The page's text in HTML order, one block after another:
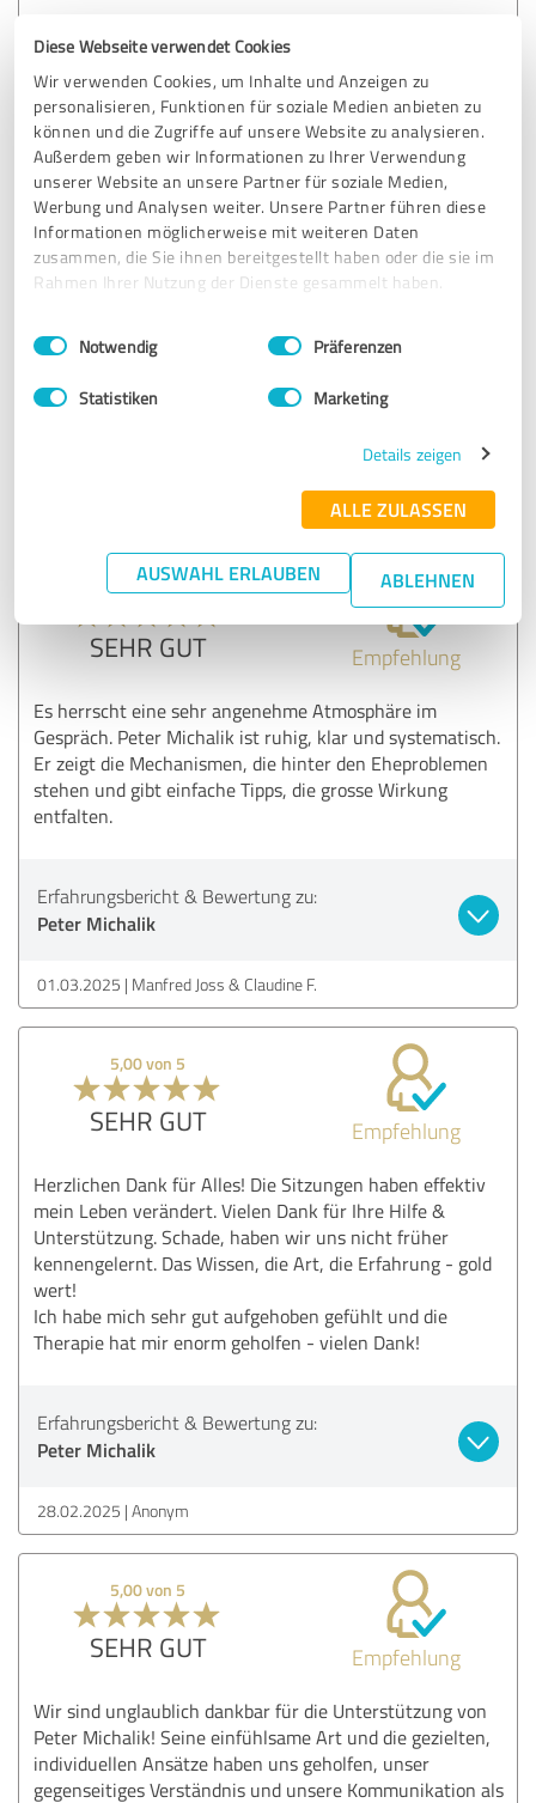
Diese Webseite verwendet Cookies
Wir verwenden Cookies, um Inhalte und Anzeigen zu
personalisieren, Funktionen für soziale Medien anbieten zu
können und die Zugriffe auf unsere Website zu analysieren.
Außerdem geben wir Informationen zu Ihrer Verwendung
unserer Website an unsere Partner für soziale Medien,
Werbung und Analysen weiter. Unsere Partner führen diese
Informationen möglicherweise mit weiteren Daten
zusammen, die Sie ihnen bereitgestellt haben oder die sie im
Rahmen Ihrer Nutzung der Dienste gesammelt haben.
Impressum Datenschutzbestimmungen
Einwilligungsauswahl
Notwendig Präferenzen
Statistiken Marketing
Details zeigen
ALLE ZULASSEN
AUSWAHL ERLAUBEN ABLEHNEN
Erfahrungsbericht & Bewertung zu:
Peter Michalik
08.03.2025 M.
5,00 von 5
SEHR GUT Empfehlung
Ausserordentlich gute Beratung, hat sofort funktioniert!
5,00 von 5
SEHR GUT Empfehlung
Es herrscht eine sehr angenehme Atmosphäre im
Gespräch. Peter Michalik ist ruhig, klar und systematisch.
Er zeigt die Mechanismen, die hinter den Eheproblemen
stehen und gibt einfache Tipps, die grosse Wirkung
entfalten.
Erfahrungsbericht & Bewertung zu:
Peter Michalik
01.03.2025 Manfred Joss & Claudine F.
5,00 von 5
SEHR GUT Empfehlung
Herzlichen Dank für Alles! Die Sitzungen haben effektiv
mein Leben verändert. Vielen Dank für Ihre Hilfe &
Unterstützung. Schade, haben wir uns nicht früher
kennengelernt. Das Wissen, die Art, die Erfahrung - gold
wert!
Ich habe mich sehr gut aufgehoben gefühlt und die
Therapie hat mir enorm geholfen - vielen Dank!
Erfahrungsbericht & Bewertung zu:
Peter Michalik
28.02.2025 Anonym
5,00 von 5
SEHR GUT Empfehlung
Wir sind unglaublich dankbar für die Unterstützung von
Peter Michalik! Seine einfühlsame Art und die gezielten,
individuellen Ansätze haben uns geholfen, unser
gegenseitiges Verständnis und unsere Kommunikation als